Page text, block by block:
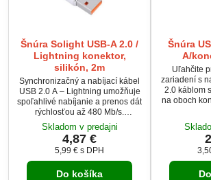
Šnúra Solight USB-A 2.0 /
Lightning konektor,
silikón, 2m
Synchronizačný a nabíjací kábel
USB 2.0 A – Lightning umožňuje
spoľahlivé nabíjanie a prenos dát
rýchlosťou až 480 Mb/s.
Kompatibilný s Apple
zariadeniami (iPod, iPhone, iPad,
iPad mini). Odolný silikónový
dizajn zabezpečuje flexibilitu a
dlhú životnosť. Vďaka dĺžke 2 m
ponúka pohodlné používanie aj
Skladom v predajni
4,87 €
5,99 € s DPH
Do košíka
Šnúra
A/
Uľahčite
zariadení s
2.0 káblom
na oboch
zariadení,
a